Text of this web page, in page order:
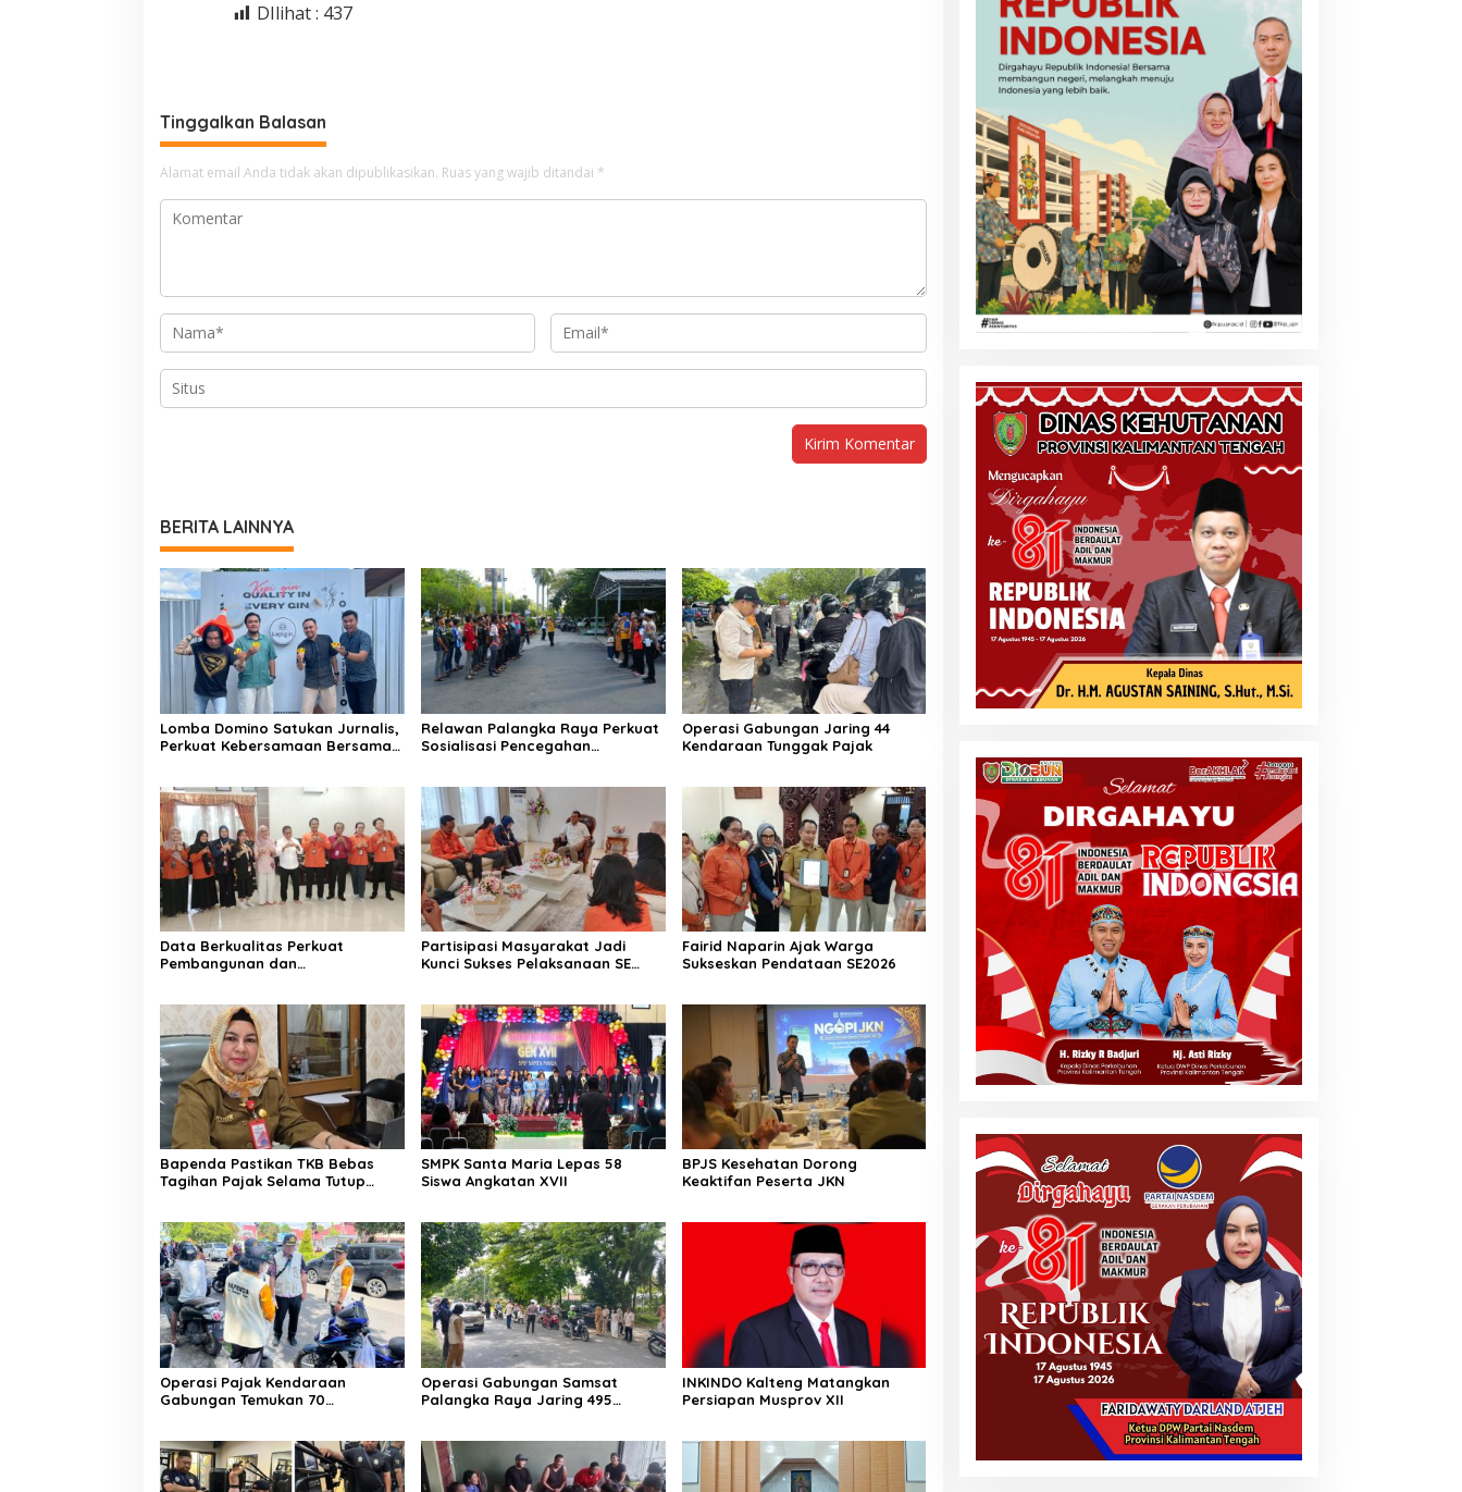
DIlihat : 437
Tinggalkan Balasan
Alamat email Anda tidak akan dipublikasikan. Ruas yang wajib ditandai *
BERITA LAINNYA
Lomba Domino Satukan Jurnalis,
Perkuat Kebersamaan Bersama
Relawan Palangka Raya Perkuat
Sosialisasi Pencegahan
Operasi Gabungan Jaring 44
Kendaraan Tunggak Pajak
Data Berkualitas Perkuat
Pembangunan dan
Partisipasi Masyarakat Jadi
Kunci Sukses Pelaksanaan SE
Fairid Naparin Ajak Warga
Sukseskan Pendataan SE2026
Bapenda Pastikan TKB Bebas
Tagihan Pajak Selama Tutup
SMPK Santa Maria Lepas 58
Siswa Angkatan XVII
BPJS Kesehatan Dorong
Keaktifan Peserta JKN
Operasi Pajak Kendaraan
Gabungan Temukan 70
Operasi Gabungan Samsat
Palangka Raya Jaring 495
INKINDO Kalteng Matangkan
Persiapan Musprov XII